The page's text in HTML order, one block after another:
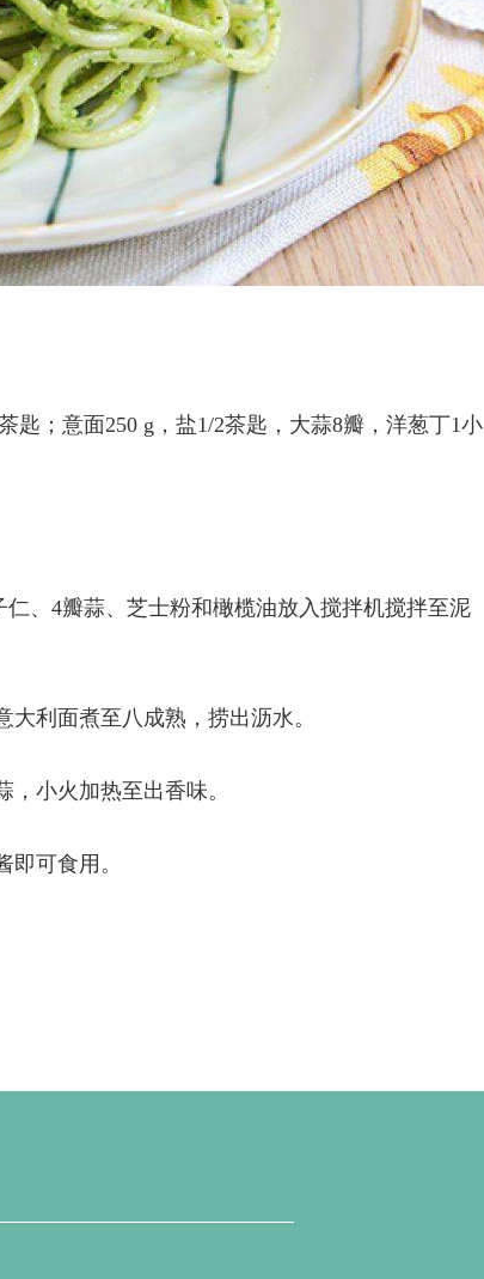
匙；意面250 g，盐1/2茶匙，大蒜8瓣，洋葱丁1小
、4瓣蒜、芝士粉和橄榄油放入搅拌机搅拌至泥
利面煮至八成熟，捞出沥水。
小火加热至出香味。
可食用。